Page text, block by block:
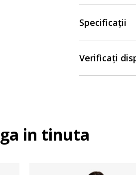
Specificații
Verificați
in tinuta